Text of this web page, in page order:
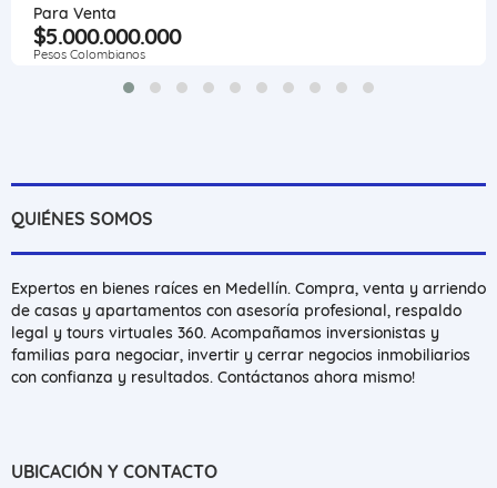
Para Venta
$5.000.000.000
Pesos Colombianos
QUIÉNES SOMOS
Expertos en bienes raíces en Medellín. Compra, venta y arriendo
de casas y apartamentos con asesoría profesional, respaldo
legal y tours virtuales 360. Acompañamos inversionistas y
familias para negociar, invertir y cerrar negocios inmobiliarios
con confianza y resultados. Contáctanos ahora mismo!
UBICACIÓN Y CONTACTO